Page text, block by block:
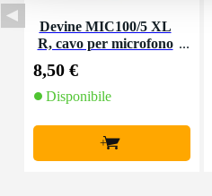
Devine MIC100/5 XL
R, cavo per microfono
8,50 €
Disponibile
+